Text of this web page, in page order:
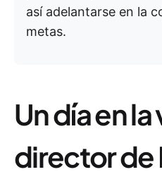
así adelantarse en la
metas.
Un día en
director de